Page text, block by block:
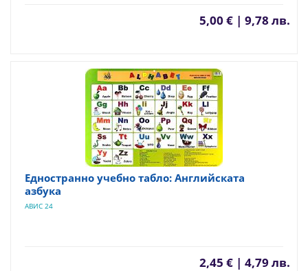
5,00 € | 9,78 лв.
Едностранно учебно табло: Английската
азбука
АВИС 24
2,45 € | 4,79 лв.